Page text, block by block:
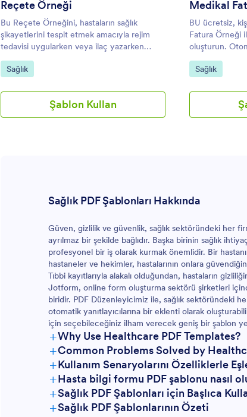
Reçete Örneği
Bu Reçete Örneğini, hastaların sağlık
şikayetlerini tespit etmek amacıyla rejim
tedavisi uygularken veya ilaç yazarken
kullanabilirsiniz. Bu PDF dosyası, mobil
cihazlardan mobil tarayıcı üzerinden
Kategoriye git:
Sağlık
Şablon Kullan
Medikal
BU ücretsiz,
Fatura Örneği
oluşturun.
hastalara
Kategoriye git:
Sağlık
Sağlık PDF Şablonları Hakkında
Güven, gizlilik ve güvenlik, sağlık sektöründeki her
ayrılmaz bir şekilde bağlıdır. Başka birinin sağlık
profesyonel bir iş olarak kurmak önemlidir. Bir
hastaneler ve hekimler, hastalarının onlara
Tıbbi kayıtlarıyla alakalı olduğundan, hastaların
Jotform, online form oluşturma sektörü şirketleri
biridir. PDF Düzenleyicimiz ile, sağlık sektöründeki
otomatik yanıtlayıcılarına bir eklenti olarak
için seçebileceğiniz ilham verecek geniş bir şablon
+Why Use Healthcare PDF Templates?
+Common Problems Solved by
+Kullanım Senaryolarını Özelliklerle
+Hasta bilgi formu PDF şablonu nasıl
+Sağlık PDF Şablonları için Başlıca
Yöneticiler İçin
+Sağlık PDF Şablonlarının Özeti